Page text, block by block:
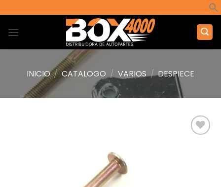
al
contenido
INICIO / CATALOGO / VARIOS / DESPIECE